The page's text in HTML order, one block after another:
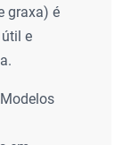
graxa) é
e
Modelos